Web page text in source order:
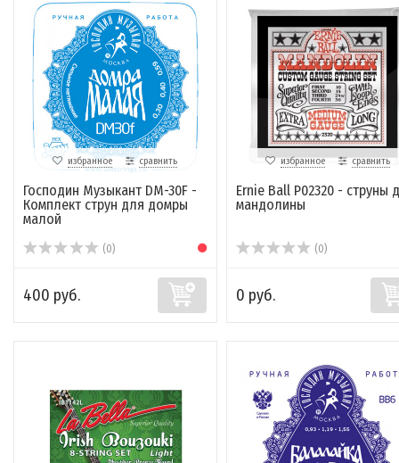
избранное сравнить
Господин Музыкант DM-30F -
Комплект струн для домры
малой
(0)
400 руб.
избранное сравнить
Ernie Ball P02320 - струны
мандолины
(0)
0 руб.